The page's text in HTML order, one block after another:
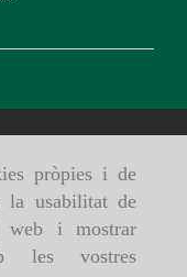
pròpies i de
la usabilitat de
web i mostrar
les vostres